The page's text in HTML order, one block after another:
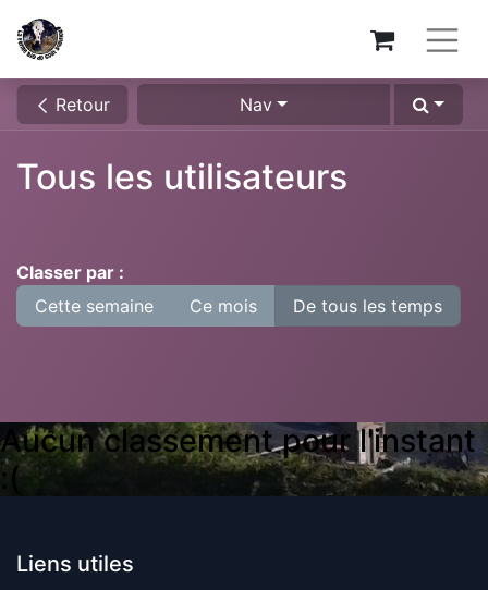
Retour Nav
Tous les utilisateurs
Classer par :
Cette semaine
Ce mois De tous les temps
Aucun classement pour l'instant
:(
Liens utiles